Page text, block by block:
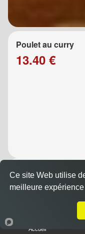
Poulet au curry
13.40 €
Poulet au caramel
13.40 €
Accueil
Ce site Web utilise
meilleure